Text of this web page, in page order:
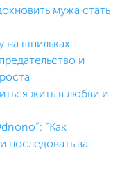
мужа стать
на шпильках
и
жить в любви и
“Как
последовать за